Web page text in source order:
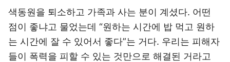
색동원을 퇴소하고 가족과 사는 분이 계셨다. 어떤
점이 좋냐고 물었는데 “원하는 시간에 밥 먹고 원하
는 시간에 잘 수 있어서 좋다”는 거다. 우리는 피해자
들이 폭력을 피할 수 있는 것만으로 해결된 거라고